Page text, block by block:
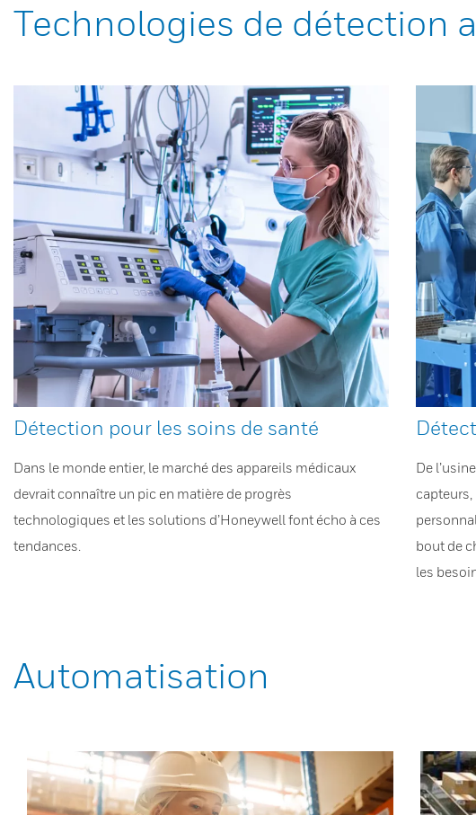
Technologies de détection
Détection pour les soins de santé
Dans le monde entier, le marché des appareils médicaux
devrait connaître un pic en matière de progrès
technologiques et les solutions d’Honeywell font écho à ces
tendances.
De
bout de
les
Automatisation